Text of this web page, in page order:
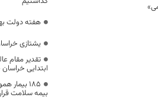
هفته دولت
یشتازی
تقدیر مقام
ابتدایی خراسان جنوبی/ ۴۶۰۰
۱۸۵
بیمه سلامت